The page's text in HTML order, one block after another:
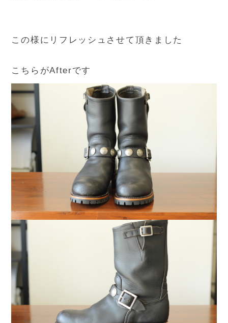
この様にリフレッシュさせて頂きました
こちらがAfterです